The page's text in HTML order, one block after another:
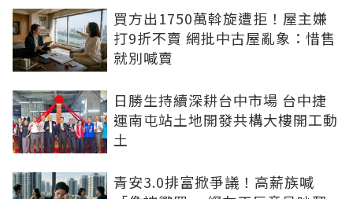
買方出1750萬斡旋遭拒！屋主嫌
打9折不賣 網批中古屋亂象：惜售
就別喊賣
日勝生持續深耕台中市場 台中捷
運南屯站土地開發共構大樓開工動
土
青安3.0排富掀爭議！高薪族喊